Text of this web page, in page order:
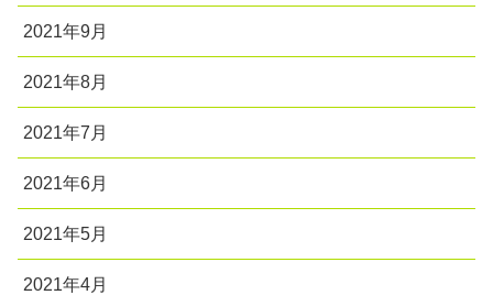
2021年9月
2021年8月
2021年7月
2021年6月
2021年5月
2021年4月